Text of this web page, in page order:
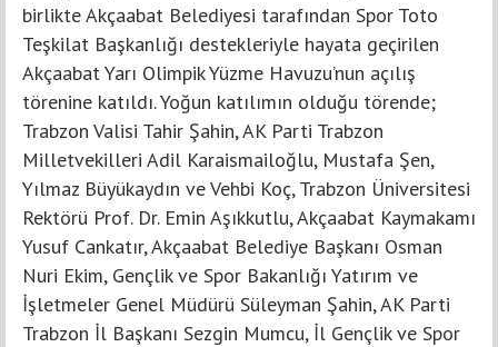
birlikte Akçaabat Belediyesi tarafından Spor Toto
Teşkilat Başkanlığı destekleriyle hayata geçirilen
Akçaabat Yarı Olimpik Yüzme Havuzu’nun açılış
törenine katıldı. Yoğun katılımın olduğu törende;
Trabzon Valisi Tahir Şahin, AK Parti Trabzon
Milletvekilleri Adil Karaismailoğlu, Mustafa Şen,
Yılmaz Büyükaydın ve Vehbi Koç, Trabzon Üniversitesi
Rektörü Prof. Dr. Emin Aşıkkutlu, Akçaabat Kaymakamı
Yusuf Cankatır, Akçaabat Belediye Başkanı Osman
Nuri Ekim, Gençlik ve Spor Bakanlığı Yatırım ve
İşletmeler Genel Müdürü Süleyman Şahin, AK Parti
Trabzon İl Başkanı Sezgin Mumcu, İl Gençlik ve Spor